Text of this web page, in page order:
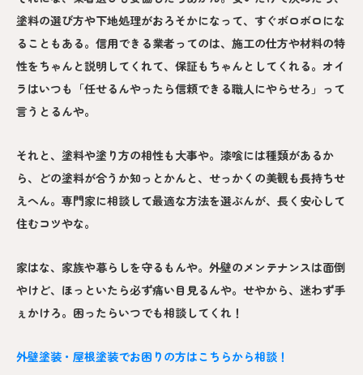
塗料の選び方や下地処理がおろそかになって、すぐボロボロにな
ることもある。信用できる業者ってのは、施工の仕方や材料の特
性をちゃんと説明してくれて、保証もちゃんとしてくれる。オイ
ラはいつも「任せるんやったら信頼できる職人にやらせろ」って
言うとるんや。
それと、塗料や塗り方の相性も大事や。漆喰には種類があるか
ら、どの塗料が合うか知っとかんと、せっかくの美観も長持ちせ
えへん。専門家に相談して最適な方法を選ぶんが、長く安心して
住むコツやな。
家はな、家族や暮らしを守るもんや。外壁のメンテナンスは面倒
やけど、ほっといたら必ず痛い目見るんや。せやから、迷わず手
ぇかけろ。困ったらいつでも相談してくれ！
外壁塗装・屋根塗装でお困りの方はこちらから相談！